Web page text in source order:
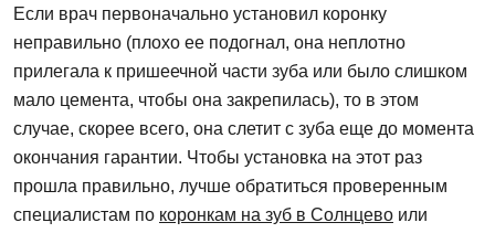
Если врач первоначально установил коронку
неправильно (плохо ее подогнал, она неплотно
прилегала к пришеечной части зуба или было слишком
мало цемента, чтобы она закрепилась), то в этом
случае, скорее всего, она слетит с зуба еще до момента
окончания гарантии. Чтобы установка на этот раз
прошла правильно, лучше обратиться проверенным
специалистам по коронкам на зуб в Солнцево или